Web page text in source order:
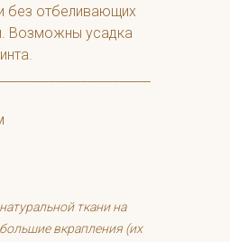
без отбеливающих
Возможны усадка
ткани на
вкрапления (их